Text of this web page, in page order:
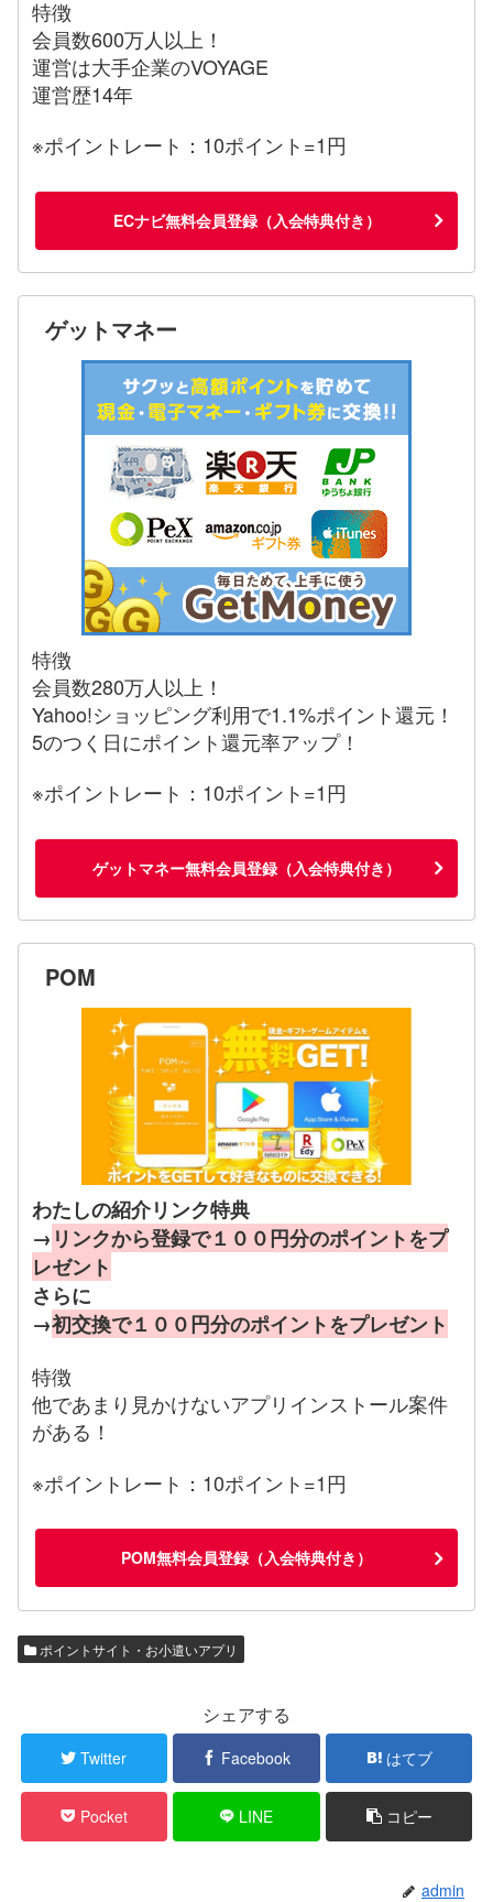
特徴
会員数600万人以上！
運営は大手企業のVOYAGE
運営歴14年
※ポイントレート：10ポイント=1円
ECナビ無料会員登録（入会特典付き）
ゲットマネー
特徴
会員数280万人以上！
Yahoo!ショッピング利用で1.1%ポイント還元！
5のつく日にポイント還元率アップ！
※ポイントレート：10ポイント=1円
ゲットマネー無料会員登録（入会特典付き）
POM
わたしの紹介リンク特典
→ リンクから登録で１００円分のポイントをプ
レゼント
さらに
→初交換で１００円分のポイントをプレゼント
特徴
他であまり見かけないアプリインストール案件
がある！
※ポイントレート：10ポイント=1円
POM無料会員登録（入会特典付き）
ポイントサイト・お小遣いアプリ
シェアする
Twitter Facebook はてブ
Pocket LINE コピー
admin